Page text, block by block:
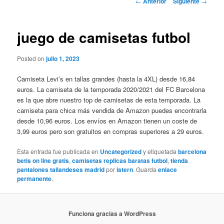
juego de camisetas futbol
Posted onjulio 1, 2023
Camiseta Levi’s en tallas grandes (hasta la 4XL) desde 16,84
euros. La camiseta de la temporada 2020/2021 del FC Barcelona
es la que abre nuestro top de camisetas de esta temporada. La
camiseta para chica más vendida de Amazon puedes encontrarla
desde 10,96 euros. Los envíos en Amazon tienen un coste de
3,99 euros pero son gratuitos en compras superiores a 29 euros.
Esta entrada fue publicada en Uncategorizedy etiquetadabarcelona
betis on line gratis,camisetas replicas baratas futbol,tienda
pantalones tailandeses madridporistern. Guardaenlace
permanente.
Funciona gracias a WordPress